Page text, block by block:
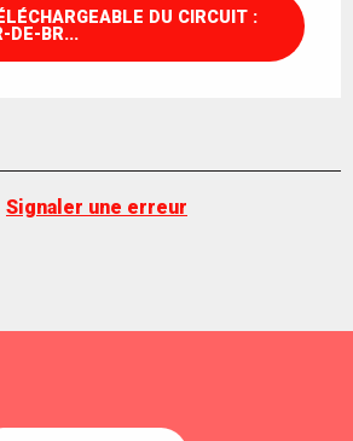
DU CIRCUIT :
DE-BR...
Signaler une erreur